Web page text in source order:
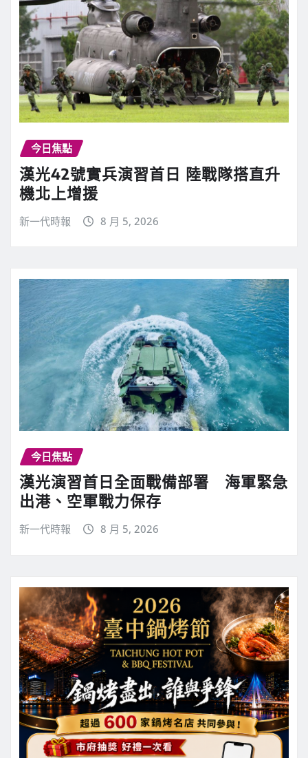
今日焦點
漢光42號實兵演習首日 陸戰隊搭直升
機北上增援
新一代時報 8 月 5, 2026
今日焦點
漢光演習首日全面戰備部署 海軍緊急
出港、空軍戰力保存
新一代時報 8 月 5, 2026